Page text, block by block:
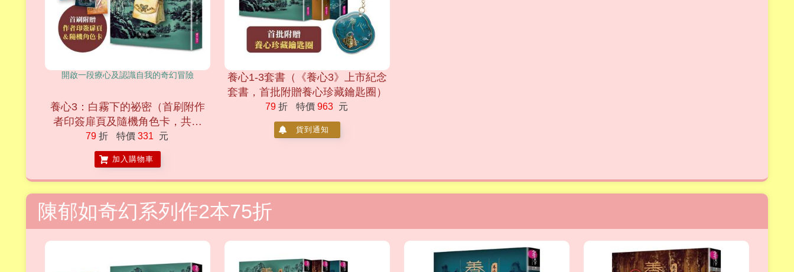
開啟一段療心及認識自我的奇幻冒險
養心3：白霧下的祕密（首刷附作
者印簽扉頁及隨機角色卡，共兩
款）
79 折 特價 331 元
加入購物車
養心1-3套書（《養心3》上市紀念
套書，首批附贈養心珍藏鑰匙圈）
79 折 特價 963 元
貨到通知
陳郁如奇幻系列作2本75折